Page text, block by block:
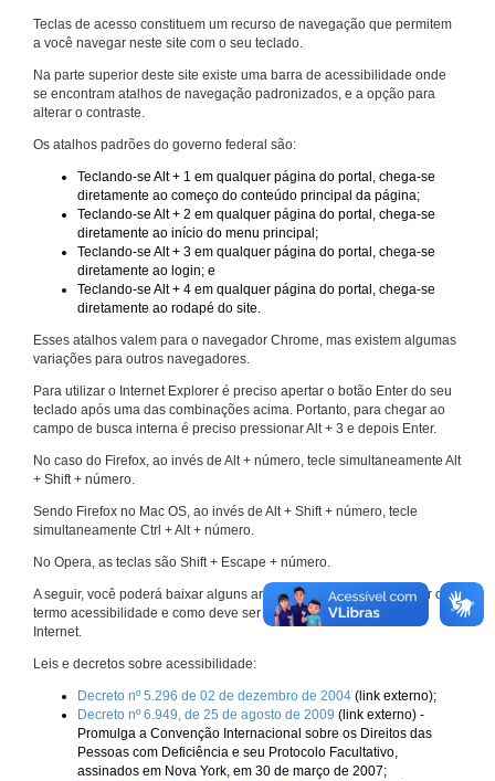
Teclas de acesso constituem um recurso de navegação que permitem
a você navegar neste site com o seu teclado.
Na parte superior deste site existe uma barra de acessibilidade onde
se encontram atalhos de navegação padronizados, e a opção para
alterar o contraste.
Os atalhos padrões do governo federal são:
Teclando-se Alt + 1 em qualquer página do portal, chega-se
diretamente ao começo do conteúdo principal da página;
Teclando-se Alt + 2 em qualquer página do portal, chega-se
diretamente ao início do menu principal;
Teclando-se Alt + 3 em qualquer página do portal, chega-se
diretamente ao login; e
Teclando-se Alt + 4 em qualquer página do portal, chega-se
diretamente ao rodapé do site.
Esses atalhos valem para o navegador Chrome, mas existem algumas
variações para outros navegadores.
Para utilizar o Internet Explorer é preciso apertar o botão Enter do seu
teclado após uma das combinações acima. Portanto, para chegar ao
campo de busca interna é preciso pressionar Alt + 3 e depois Enter.
No caso do Firefox, ao invés de Alt + número, tecle simultaneamente Alt
+ Shift + número.
Sendo Firefox no Mac OS, ao invés de Alt + Shift + número, tecle
simultaneamente Ctrl + Alt + número.
No Opera, as teclas são Shift + Escape + número.
A seguir, você poderá baixar alguns arquivos que explicam melhor o
termo acessibilidade e como deve ser implementado nos sites da
Internet.
Leis e decretos sobre acessibilidade:
Decreto nº 5.296 de 02 de dezembro de 2004 (link externo);
Decreto nº 6.949, de 25 de agosto de 2009 (link externo) -
Promulga a Convenção Internacional sobre os Direitos das
Pessoas com Deficiência e seu Protocolo Facultativo,
assinados em Nova York, em 30 de março de 2007;